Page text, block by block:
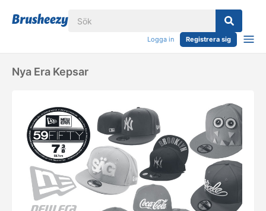
Logga in Registrera sig
Nya Era Kepsar